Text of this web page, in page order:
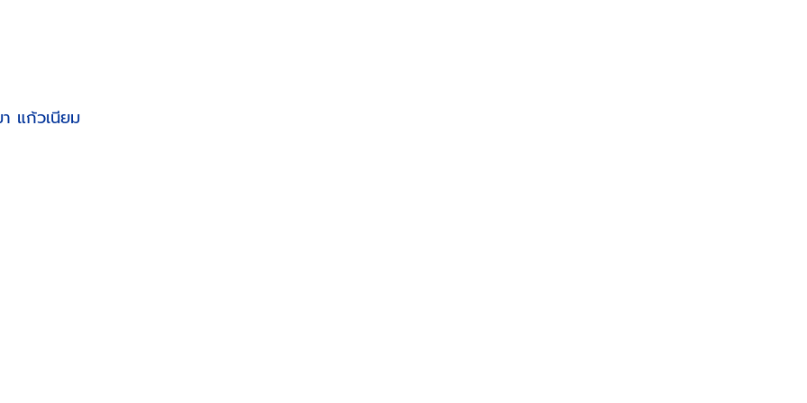
แก้วเนียม